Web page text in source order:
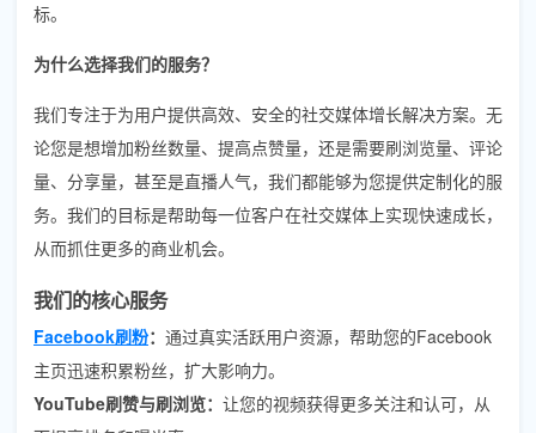
标。
为什么选择我们的服务？
我们专注于为用户提供高效、安全的社交媒体增长解决方案。无
论您是想增加粉丝数量、提高点赞量，还是需要刷浏览量、评论
量、分享量，甚至是直播人气，我们都能够为您提供定制化的服
务。我们的目标是帮助每一位客户在社交媒体上实现快速成长，
从而抓住更多的商业机会。
我们的核心服务
Facebook刷粉： 通过真实活跃用户资源，帮助您的Facebook
主页迅速积累粉丝，扩大影响力。
YouTube刷赞与刷浏览： 让您的视频获得更多关注和认可，从